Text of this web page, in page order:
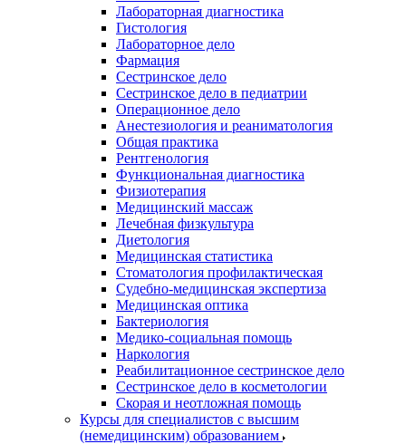
Лабораторная диагностика
Гистология
Лабораторное дело
Фармация
Сестринское дело
Сестринское дело в педиатрии
Операционное дело
Анестезиология и реаниматология
Общая практика
Рентгенология
Функциональная диагностика
Физиотерапия
Медицинский массаж
Лечебная физкультура
Диетология
Медицинская статистика
Стоматология профилактическая
Судебно-медицинская экспертиза
Медицинская оптика
Бактериология
Медико-социальная помощь
Наркология
Реабилитационное сестринское дело
Сестринское дело в косметологии
Скорая и неотложная помощь
Курсы для специалистов с высшим
(немедицинским) образованием